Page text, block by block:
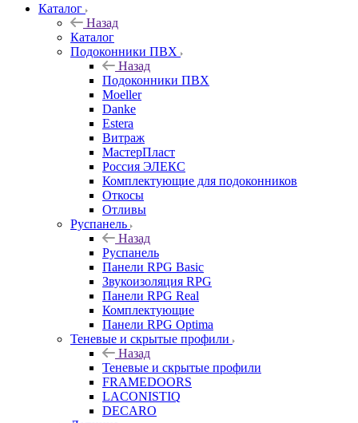
Каталог
Назад
Каталог
Подоконники ПВХ
Назад
Подоконники ПВХ
Moeller
Danke
Estera
Витраж
МастерПласт
Россия ЭЛЕКС
Комплектующие для подоконников
Откосы
Отливы
Руспанель
Назад
Руспанель
Панели RPG Basic
Звукоизоляция RPG
Панели RPG Real
Комплектующие
Панели RPG Optima
Теневые и скрытые профили
Назад
Теневые и скрытые профили
FRAMEDOORS
LACONISTIQ
DECARO